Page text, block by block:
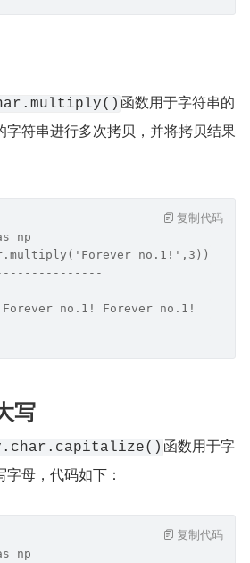
函数用于字符串的
字符串进行多次拷贝，并将拷贝结果
np
no.1!',3))
no.1! Forever no.1!
复制代码
写
函数用于字
母，代码如下：
np
复制代码